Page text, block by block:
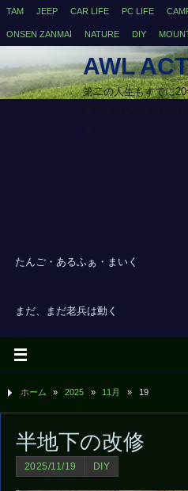
TAM JEEP CAR LIFE PC LIFE
ONSEN ZANMAI NATURE DIY
AWL
第二の人生もすでに
たんご・あるふぁ・まいく
まだ、まだ老兵は動く
ホーム » 2025 » 11月 » 19
半地下の改修
2025/11/19 DIY